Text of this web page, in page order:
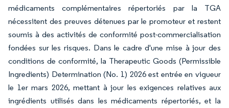
médicaments complémentaires répertoriés par la TGA
nécessitent des preuves détenues par le promoteur et restent
soumis à des activités de conformité post-commercialisation
fondées sur les risques. Dans le cadre d'une mise à jour des
conditions de conformité, la Therapeutic Goods (Permissible
Ingredients) Determination (No. 1) 2026 est entrée en vigueur
le 1er mars 2026, mettant à jour les exigences relatives aux
ingrédients utilisés dans les médicaments répertoriés, et la